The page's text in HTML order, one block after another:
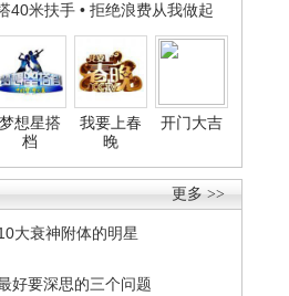
40米扶手 • 拒绝浪费从我做起
梦想星搭
档
我要上春
晚
开门大吉
更多 >>
大衰神附体的明星
好要深思的三个问题